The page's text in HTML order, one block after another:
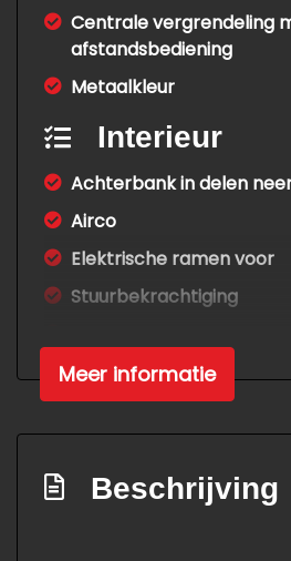
Centrale vergrendeling
afstandsbediening
Metaalkleur
Interieur
Achterbank in delen
Airco
Elektrische ramen voor
Stuurbekrachtiging
Overige
Anti blokkeer systeem
Elektronische
Meer informatie
Beschrijving